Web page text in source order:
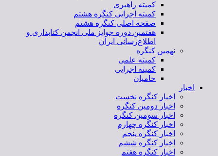
کمیته راهبری
کمیته اجرایی کنگره هشتم
صفحه اصلی کنگره هشتم
هفتمین دوره جوایز ملی انجمن کتابداری و
اطلاع‌رسانی ایران
نهمین کنگره
کمیته علمی
کمیته اجرایی
حامیان
اخبار
اخبار کنگره نخست
اخبار دومین کنگره
اخبار سومین کنگره
اخبار کنگره چهارم
اخبار کنگره پنجم
اخبار کنگره ششم
اخبار کنگره هفتم